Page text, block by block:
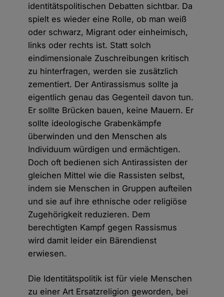
identitätspolitischen Debatten sichtbar. Da
spielt es wieder eine Rolle, ob man weiß
oder schwarz, Migrant oder einheimisch,
links oder rechts ist. Statt solch
eindimensionale Zuschreibungen kritisch
zu hinterfragen, werden sie zusätzlich
zementiert. Der Antirassismus sollte ja
eigentlich genau das Gegenteil davon tun.
Er sollte Brücken bauen, keine Mauern. Er
sollte ideologische Grabenkämpfe
überwinden und den Menschen als
Individuum würdigen und ermächtigen.
Doch oft bedienen sich Antirassisten der
gleichen Mittel wie die Rassisten selbst,
indem sie Menschen in Gruppen aufteilen
und sie auf ihre ethnische oder religiöse
Zugehörigkeit reduzieren. Dem
berechtigten Kampf gegen Rassismus
wird damit leider ein Bärendienst
erwiesen.
Die Identitätspolitik ist für viele Menschen
zu einer Art Ersatzreligion geworden, bei